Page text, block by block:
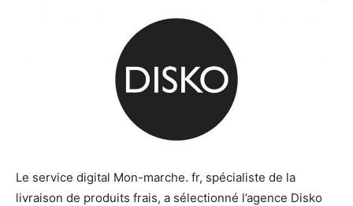
Le service digital Mon-marche. fr, spécialiste de la
livraison de produits frais, a sélectionné l’agence Disko